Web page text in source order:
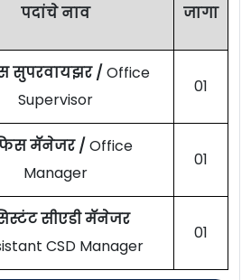
पदांचे नाव जागा
सुपरवायझर / Office
Supervisor
01
मॅनेजर / Office
Manager
01
सीएडी मॅनेजर
CSD Manager
01